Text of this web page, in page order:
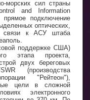
морских сил страны
and Information
подключение
оптических,
связи к АСУ штаба
поддержке США)
этапа проекта,
двух береговых
(производства
"Рейтеон"),
цели в сложной
электронного